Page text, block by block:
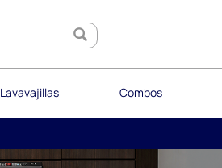
Lavavajillas Combos